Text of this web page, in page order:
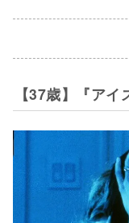
【37歳】『ア